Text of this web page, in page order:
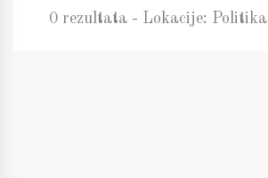
0 rezultata - Lokacije: Politika